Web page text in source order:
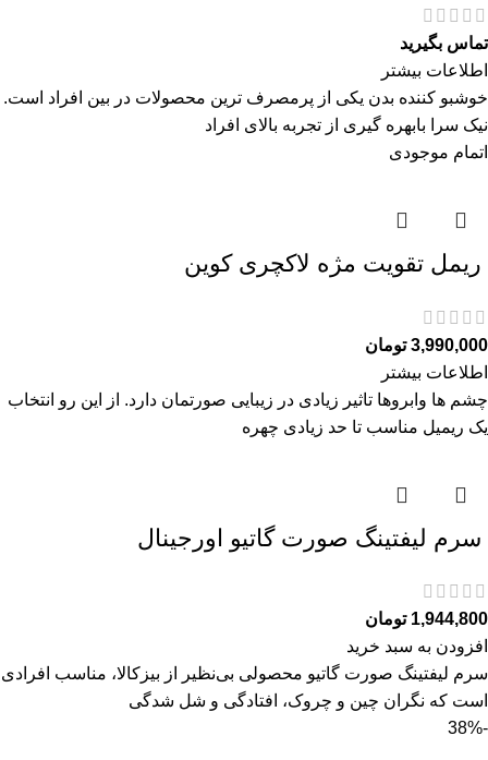
تماس بگیرید
اطلاعات بیشتر
خوشبو کننده بدن یکی از پرمصرف ترین محصولات در بین افراد است.
نیک سرا بابهره گیری از تجربه بالای افراد
اتمام موجودی
ريمل تقويت مژه لاكچری كوين
3,990,000 تومان
اطلاعات بیشتر
چشم ها وابروها تاثیر زیادی در زیبایی صورتمان دارد. از این رو انتخاب
یک ریمیل مناسب تا حد زیادی چهره
سرم ليفتينگ صورت گاتیو اورجینال
1,944,800 تومان
افزودن به سبد خرید
سرم ليفتينگ صورت گاتیو محصولی بی‌نظیر از بیزکالا، مناسب افرادی
است که نگران چین و چروک، افتادگی و شل‌ شدگی
-38%